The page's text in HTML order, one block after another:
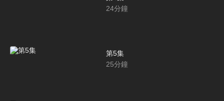
24分鐘
第5集
25分鐘